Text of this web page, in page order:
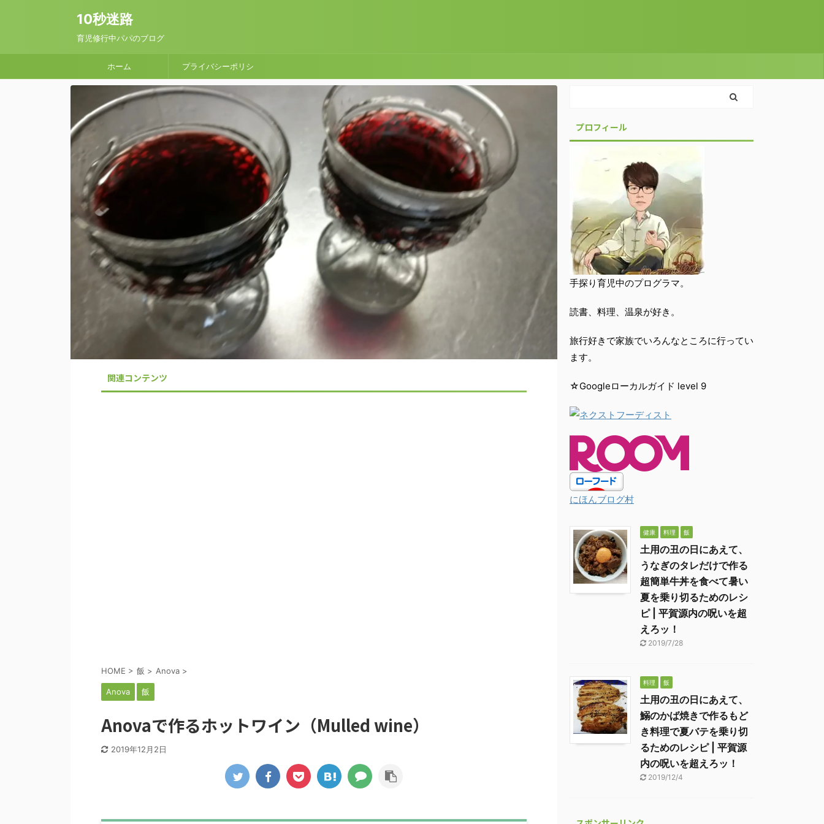
10秒迷路
育児修行中パパのブログ
ホーム プライバシーポリシ
ー / 問い合わせフォー
関連コンテンツ
HOME > 飯 > Anova >
Anova 飯
Anovaで作るホットワイン（Mulled wine）
2019年12月2日
プロフィール
手探り育児中のプログラマ。
読書、料理、温泉が好き。
旅行好きで家族でいろんなところに行ってい
ます。
☆Googleローカルガイド level 9
にほんブログ村
健康 料理 飯
土用の丑の日にあえて、
うなぎのタレだけで作る
超簡単牛丼を食べて暑い
夏を乗り切るためのレシ
ピ | 平賀源内の呪いを超
えろッ！
2019/7/28
料理 飯
土用の丑の日にあえて、
鰯のかば焼きで作るもど
き料理で夏バテを乗り切
るためのレシピ | 平賀源
内の呪いを超えろッ！
2019/12/4